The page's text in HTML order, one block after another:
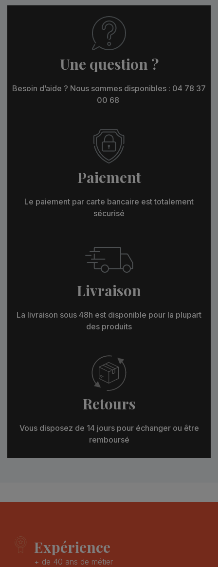
Une question ?
Besoin d’aide ? Nous sommes disponibles : 04 78 37
00 68
Paiement
Le paiement par carte bancaire est totalement
sécurisé
Livraison
La livraison sous 48h est disponible pour la plupart
des produits
Retours
Vous disposez de 14 jours pour échanger ou être
remboursé
Expérience
+ de 40 ans de métier